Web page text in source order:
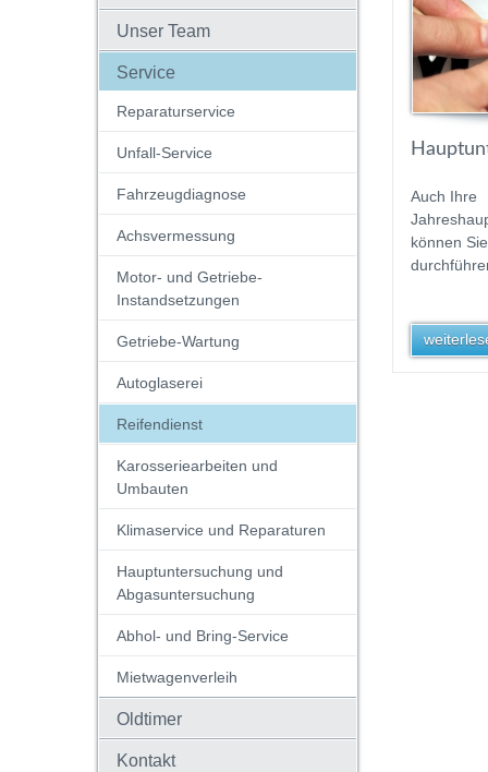
Unser Team
Service
Reparaturservice
Unfall-Service
Fahrzeugdiagnose
Achsvermessung
Motor- und Getriebe-
Instandsetzungen
Getriebe-Wartung
Autoglaserei
Reifendienst
Karosseriearbeiten und
Umbauten
Klimaservice und Reparaturen
Hauptuntersuchung und
Abgasuntersuchung
Abhol- und Bring-Service
Mietwagenverleih
Oldtimer
Kontakt
Auch Ihre
können